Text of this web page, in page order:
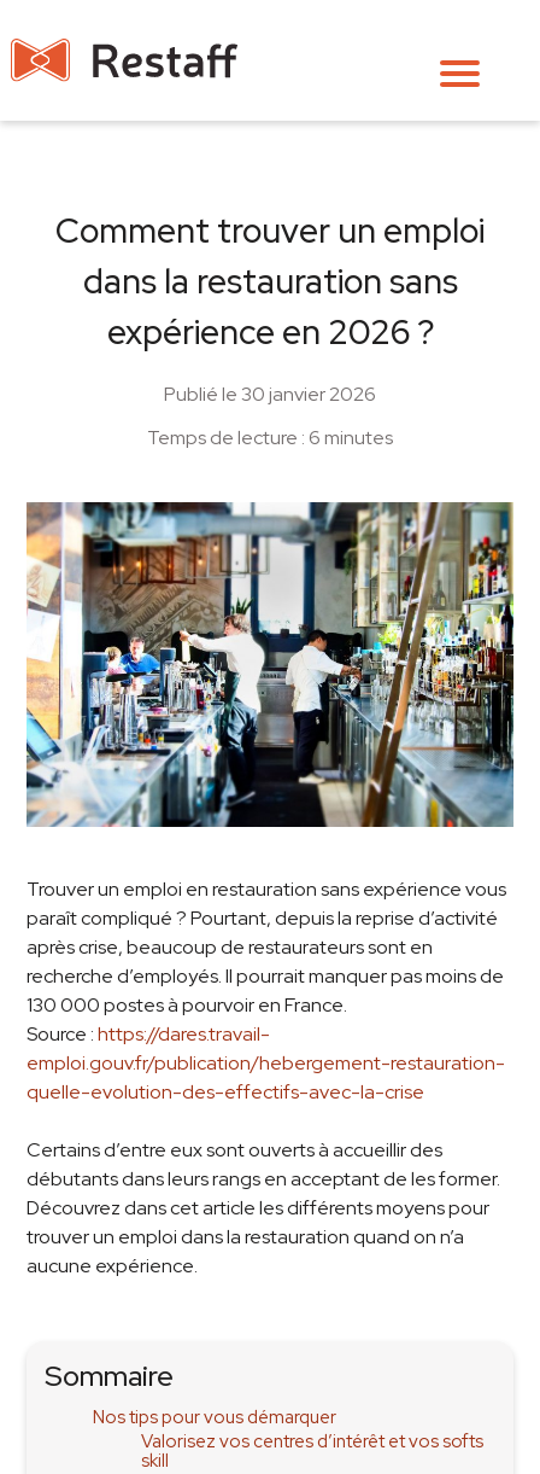
Comment trouver un emploi
dans la restauration sans
expérience en 2026 ?
Publié le 30 janvier 2026
Temps de lecture : 6 minutes
Trouver un emploi en restauration sans expérience vous
paraît compliqué ? Pourtant, depuis la reprise d’activité
après crise, beaucoup de restaurateurs sont en
recherche d’employés. Il pourrait manquer pas moins de
130 000 postes à pourvoir en France.
Source :https://dares.travail-
emploi.gouv.fr/publication/hebergement-restauration-
quelle-evolution-des-effectifs-avec-la-crise
Certains d’entre eux sont ouverts à accueillir des
débutants dans leurs rangs en acceptant de les former.
Découvrez dans cet article les différents moyens pour
trouver un emploi dans la restauration quand on n’a
aucune expérience.
Sommaire
Nos tips pour vous démarquer
Valorisez vos centres d’intérêt et vos softs
skill